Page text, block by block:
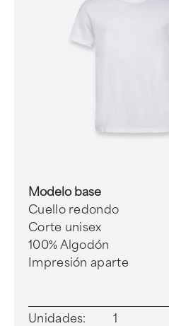
Modelo base
Cuello redondo
Corte unisex
100% Algodón
Impresión aparte
Unidades:
1